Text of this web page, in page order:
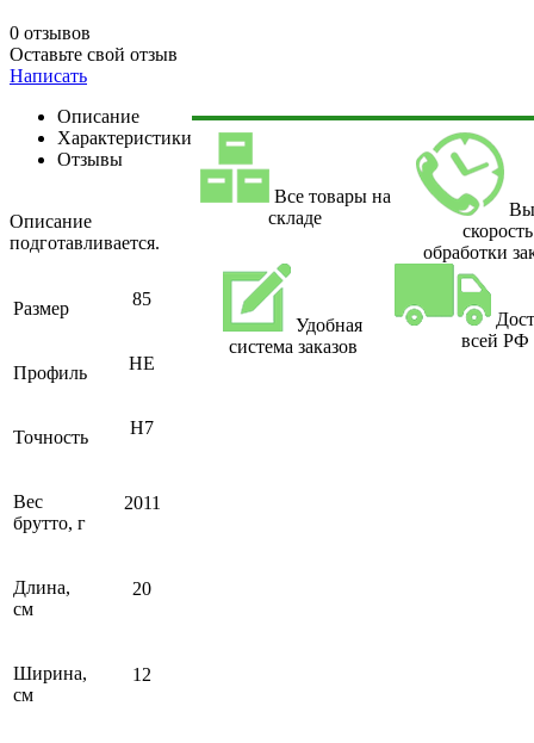
0 отзывов
Оставьте свой отзыв
Написать
Описание
Характеристики
Отзывы
Описание
подготавливается.
Размер 85
Профиль НЕ
Точность H7
Вес
брутто, г
2011
Длина,
см
20
Ширина,
см
12
Все товары на
складе
скорость
обработки
Удобная
система заказов
всей РФ